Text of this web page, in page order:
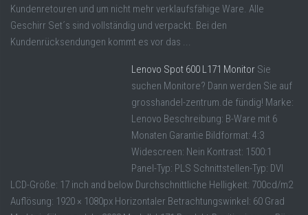
Kundenretouren und um nicht mehr verklaufsfähige Ware. Alle
Geschirr Set´s sind vollständig und verpackt. Bei den
Kundenrücksendungen kommt es vor das ...
Lenovo Spot 600 L171 Monitor Sie
suchen Monitore? Dann werden Sie auf
grosshandel-zentrum.de fündig! Marke:
Lenovo Beschreibung: B-Ware mit 6
Monaten Garantie Bildformat: 4:3
Widescreen: Nein Kontrast: 1500:1
Panel-Typ: PLS Schnittstellen-Typ: DVI
LCD-Größe: 17 inch and below Durchschnittliche Helligkeit: 700cd/m2
Auflösung: 1920 × 1080px Horizontaler Betrachtungswinkel: 60 Grad